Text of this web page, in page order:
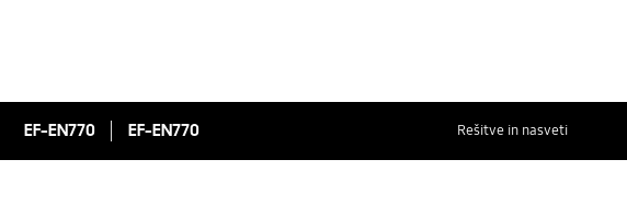
EF-EN770 EF-EN770 Rešitve in nasveti